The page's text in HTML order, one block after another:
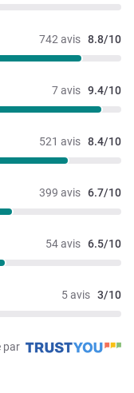
742 avis 8.8/10
7 avis 9.4/10
521 avis 8.4/10
399 avis 6.7/10
54 avis 6.5/10
5 avis 3/10
par